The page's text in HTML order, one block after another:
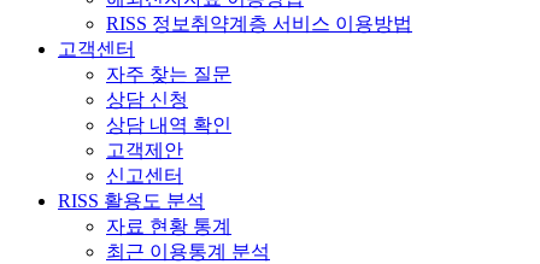
RISS 정보취약계층 서비스 이용방법
고객센터
자주 찾는 질문
상담 신청
상담 내역 확인
고객제안
신고센터
RISS 활용도 분석
자료 현황 통계
최근 이용통계 분석